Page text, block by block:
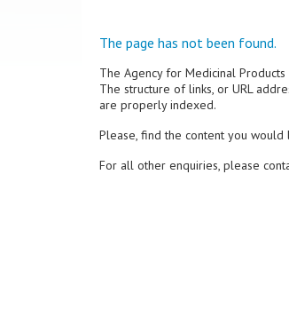
The page has not been found.
The Agency for Medicinal
The structure of links, or URL
are properly indexed.
Please, find the content you
For all other enquiries, please